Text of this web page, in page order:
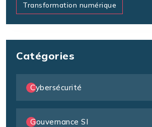
Transformation numérique
Catégories
Cybersécurité
Gouvernance SI